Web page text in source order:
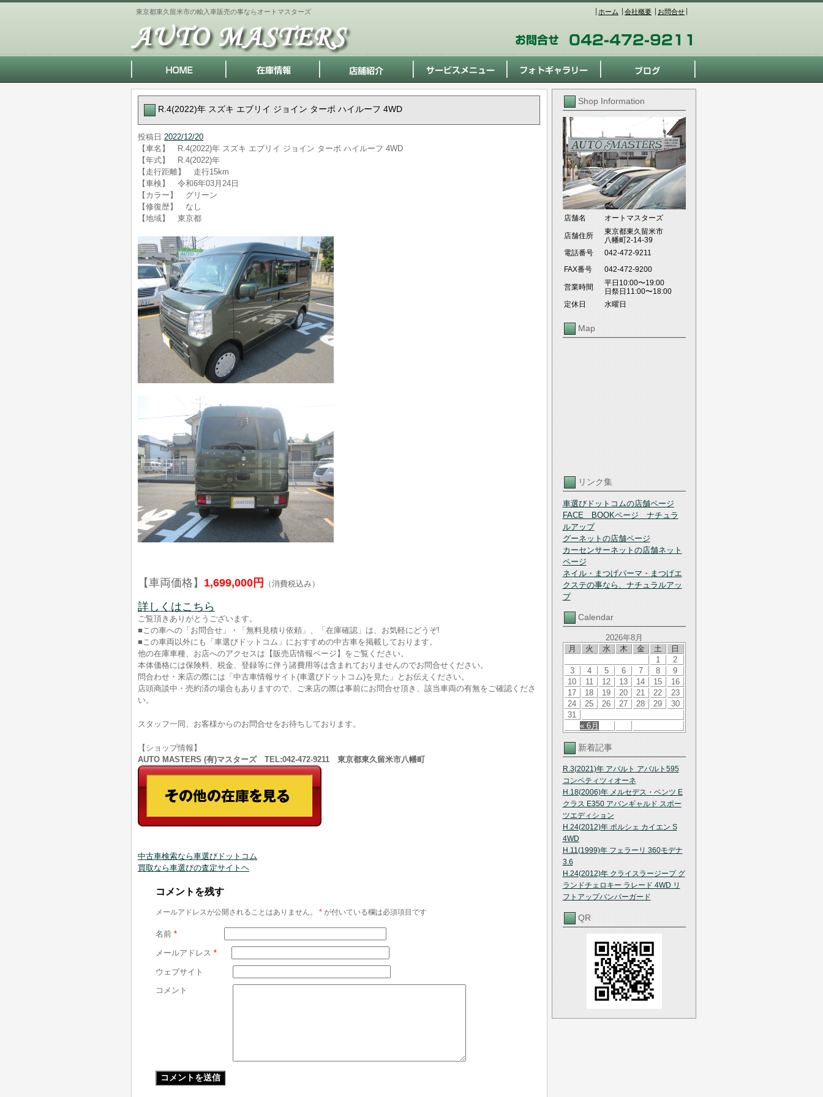
東京都東久留米市の輸入車販売の事ならオートマスターズ ホーム 会社概要 お問合せ
Shop Information
店舗名 オートマスターズ
店舗住所
東京都東久留米市
八幡町2-14-39
電話番号
042-472-9211
FAX番号
042-472-9200
営業時間
平日10:00〜19:00
日祭日11:00〜18:00
定休日
水曜日
Map
リンク集
車選びドットコムの店舗ページ
FACE BOOKページ ナチュラ
ルアップ
グーネットの店舗ページ
カーセンサーネットの店舗ネット
ページ
ネイル・まつげパーマ・まつげエ
クステの事なら、ナチュラルアッ
プ
Calendar
2026年8月
月
火 水 木 金 土 日
« 6月
1
2
3
4 5 6 7 8
9
10
11 12 13 14 15
16
17
18 19 20 21 22
23
24
25 26 27 28 29
30
31
新着記事
R.3(2021)年 アバルト アバルト595
コンペティツィオーネ
H.18(2006)年 メルセデス・ベンツ E
クラス E350 アバンギャルド スポー
ツエディション
H.24(2012)年 ポルシェ カイエン S
4WD
H.11(1999)年 フェラーリ 360モデナ
3.6
H.24(2012)年 クライスラージープ グ
ランドチェロキー ラレード 4WD リ
フトアップバンパーガード
QR
R.4(2022)年 スズキ エブリイ ジョイン ターボ ハイルーフ 4WD
投稿日 2022/12/20
【車名】 R.4(2022)年 スズキ エブリイ ジョイン ターボ ハイルーフ 4WD
【年式】 R.4(2022)年
【走行距離】 走行15km
【車検】 令和6年03月24日
【カラー】 グリーン
【修復歴】 なし
【地域】 東京都
【車両価格】 1,699,000円 （消費税込み）
詳しくはこちら
ご覧頂きありがとうございます。
■この車への「お問合せ」・「無料見積り依頼」、「在庫確認」は、お気軽にどうぞ!
■この車両以外にも「車選びドットコム」におすすめの中古車を掲載しております。
他の在庫車種、お店へのアクセスは【販売店情報ページ】をご覧ください。
本体価格には保険料、税金、登録等に伴う諸費用等は含まれておりませんのでお問合せください。
問合わせ・来店の際には「中古車情報サイト(車選びドットコム)を見た」とお伝えください。
店頭商談中・売約済の場合もありますので、ご来店の際は事前にお問合せ頂き、該当車両の有無をご確認くださ
い。
スタッフ一同、お客様からのお問合せをお待ちしております。
【ショップ情報】
AUTO MASTERS (有)マスターズ TEL:042-472-9211 東京都東久留米市八幡町
中古車検索なら車選びドットコム
買取なら車選びの査定サイトヘ
コメントを残す
メールアドレスが公開されることはありません。 * が付いている欄は必須項目です
名前 *
メールアドレス *
ウェブサイト
コメント